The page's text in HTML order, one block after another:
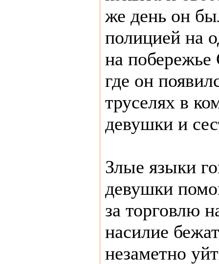
же день он
полицией на
на побережье
где он
труселях в
девушки и
Злые языки
девушки
за торговлю
насилие
незаметно